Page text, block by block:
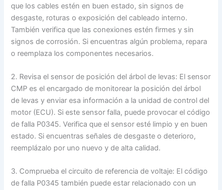
que los cables estén en buen estado, sin signos de
desgaste, roturas o exposición del cableado interno.
También verifica que las conexiones estén firmes y sin
signos de corrosión. Si encuentras algún problema, repara
o reemplaza los componentes necesarios.
2. Revisa el sensor de posición del árbol de levas: El sensor
CMP es el encargado de monitorear la posición del árbol
de levas y enviar esa información a la unidad de control del
motor (ECU). Si este sensor falla, puede provocar el código
de falla P0345. Verifica que el sensor esté limpio y en buen
estado. Si encuentras señales de desgaste o deterioro,
reemplázalo por uno nuevo y de alta calidad.
3. Comprueba el circuito de referencia de voltaje: El código
de falla P0345 también puede estar relacionado con un